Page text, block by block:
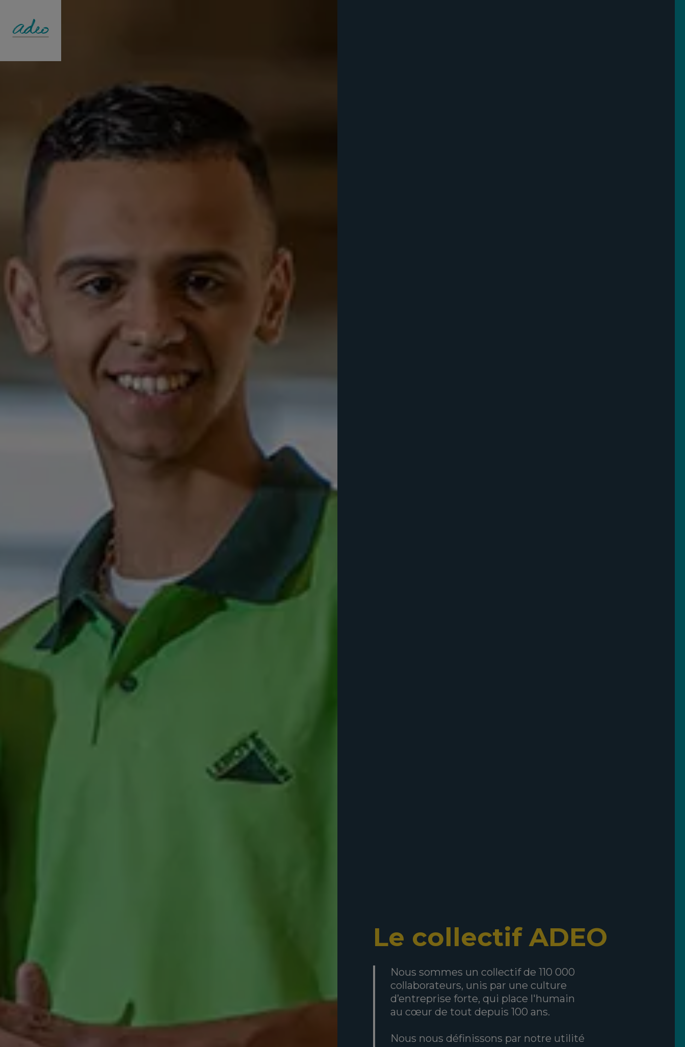
Le collectif ADEO
Nous sommes un collectif de 110 000
collaborateurs, unis par une culture
d’entreprise forte, qui place l'humain
au cœur de tout depuis 100 ans.
Nous nous définissons par notre utilité